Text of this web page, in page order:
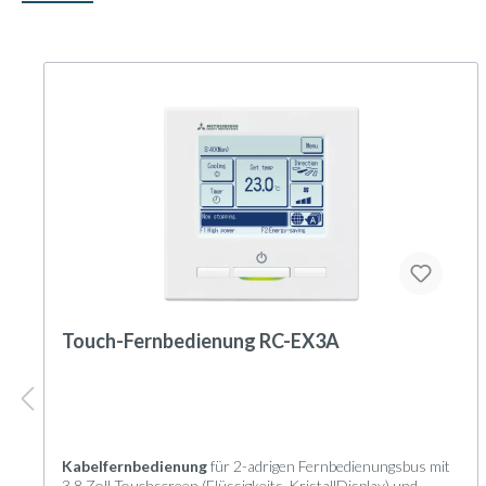
Touch-Fernbedienung RC-EX3A
Kabelfernbedienungfür 2-adrigen Fernbedienungsbus mit